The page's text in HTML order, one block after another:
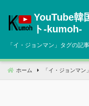
へ
動
YouTube韓
ト‐kumoh‐
「イ・ジョンマン 」タグの記
ホーム 「 イ・ジョンマン